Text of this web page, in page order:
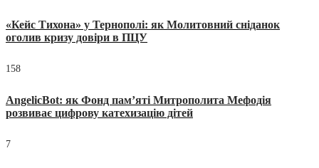
«Кейс Тихона» у Тернополі: як Молитовний сніданок
оголив кризу довіри в ПЦУ
158
AngelicBot: як Фонд пам’яті Митрополита Мефодія
розвиває цифрову катехизацію дітей
7